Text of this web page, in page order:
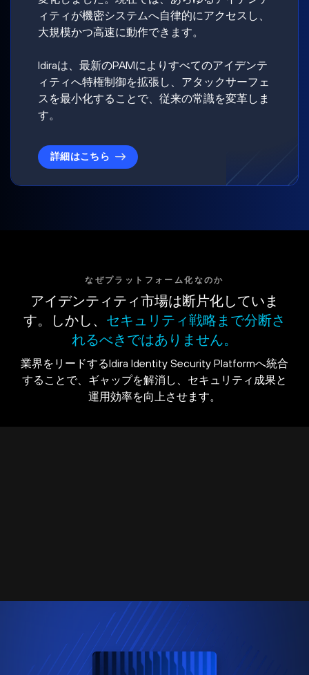
ィティが機密システムへ自律的にアクセスし、
大規模かつ高速に動作できます。
Idiraは、最新のPAMによりすべてのアイデンテ
ィティへ特権制御を拡張し、アタックサーフェ
スを最小化することで、従来の常識を変革しま
す。
詳細はこちら
なぜプラットフォーム化なのか
アイデンティティ市場は断片化していま
す。しかし、 セキュリティ戦略まで分断さ
れるべきではありません。
業界をリードするIdira Identity Security Platformへ統合
することで、ギャップを解消し、セキュリティ成果と
運用効率を向上させます。